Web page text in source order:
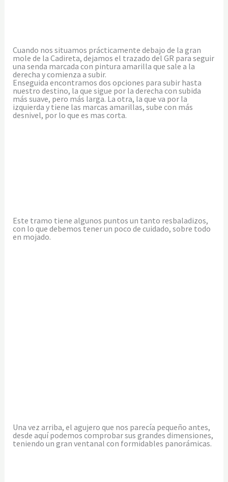
Cuando nos situamos prácticamente debajo de la gran
mole de la Cadireta, dejamos el trazado del GR para seguir
una senda marcada con pintura amarilla que sale a la
derecha y comienza a subir.
Enseguida encontramos dos opciones para subir hasta
nuestro destino, la que sigue por la derecha con subida
más suave, pero más larga. La otra, la que va por la
izquierda y tiene las marcas amarillas, sube con más
desnivel, por lo que es mas corta.
Este tramo tiene algunos puntos un tanto resbaladizos,
con lo que debemos tener un poco de cuidado, sobre todo
en mojado.
Una vez arriba, el agujero que nos parecía pequeño antes,
desde aquí podemos comprobar sus grandes dimensiones,
teniendo un gran ventanal con formidables panorámicas.